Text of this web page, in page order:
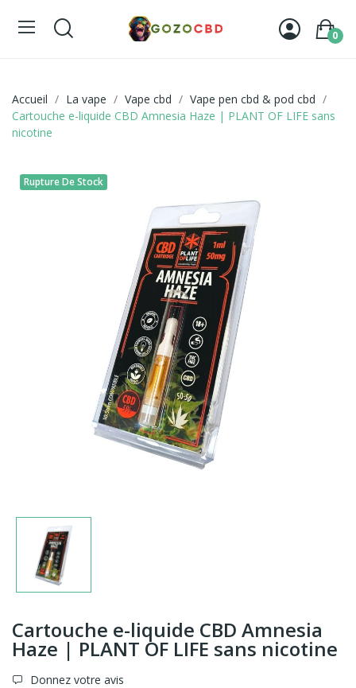
0
Accueil La vape Vape cbd
Vape pen cbd & pod cbd
Cartouche e-liquide CBD Amnesia Haze | PLANT OF LIFE sans
nicotine
Rupture De Stock
Cartouche e-liquide CBD Amnesia
Haze | PLANT OF LIFE sans nicotine
Donnez votre avis